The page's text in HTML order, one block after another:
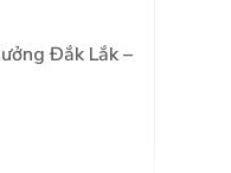
Đắk Lắk –